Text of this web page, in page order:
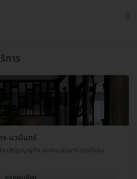
การ
ร-นวมินทร์
ะเสิร์ฐมนูญกิจ แขวงนวมินทร์ เขตบึงกุ่ม